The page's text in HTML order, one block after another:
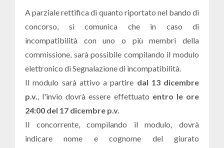
A parziale rettifica di quanto riportato nel bando di
concorso, si comunica che in caso di
incompatibilità con uno o più membri della
commissione, sarà possibile compilando il modulo
elettronico di Segnalazione di incompatibilità.
Il modulo sarà attivo a partire dal 13 dicembre
p.v., l'invio dovrà essere effettuato entro le ore
24:00 del 17 dicembre p.v.
Il concorrente, compilando il modulo, dovrà
indicare nome e cognome del giurato